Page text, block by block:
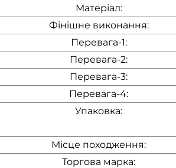
Матеріал:
Фінішне виконання:
Перевага-1:
Перевага-2:
Перевага-3:
Перевага-4:
Упаковка:
Місце походження:
Торгова марка: